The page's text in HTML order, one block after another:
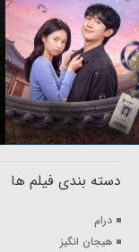
دسته بندی فیلم ها
درام
هیجان انگیز